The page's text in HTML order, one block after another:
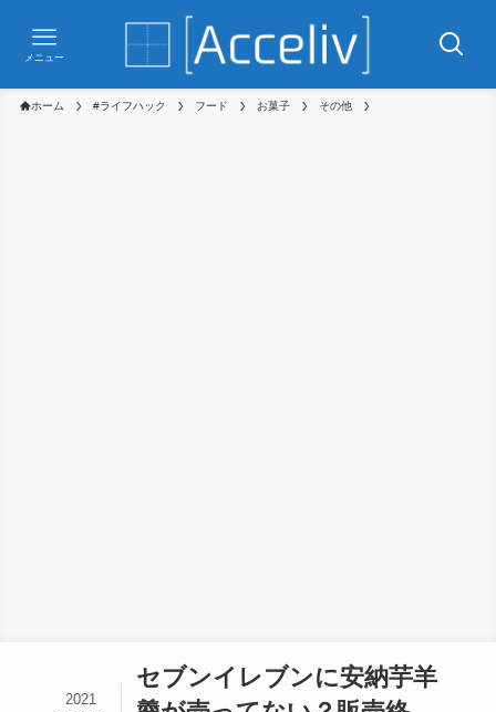
メニュー
ホーム #ライフハック フード お菓子 その他
セブンイレブンに安納芋羊
2021